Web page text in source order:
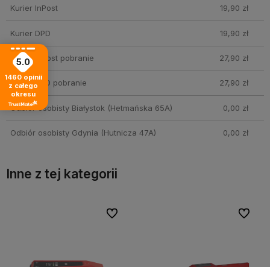
Kurier InPost 19,90 zł
Kurier DPD 19,90 zł
Kurier InPost pobranie 27,90 zł
Kurier DPD pobranie 27,90 zł
Odbiór osobisty Białystok (Hetmańska 65A) 0,00 zł
Odbiór osobisty Gdynia (Hutnicza 47A) 0,00 zł
Inne z tej kategorii
Do ulubionych
Do ulubionych Do
Do
5.0
1460 opinii
z całego
okresu